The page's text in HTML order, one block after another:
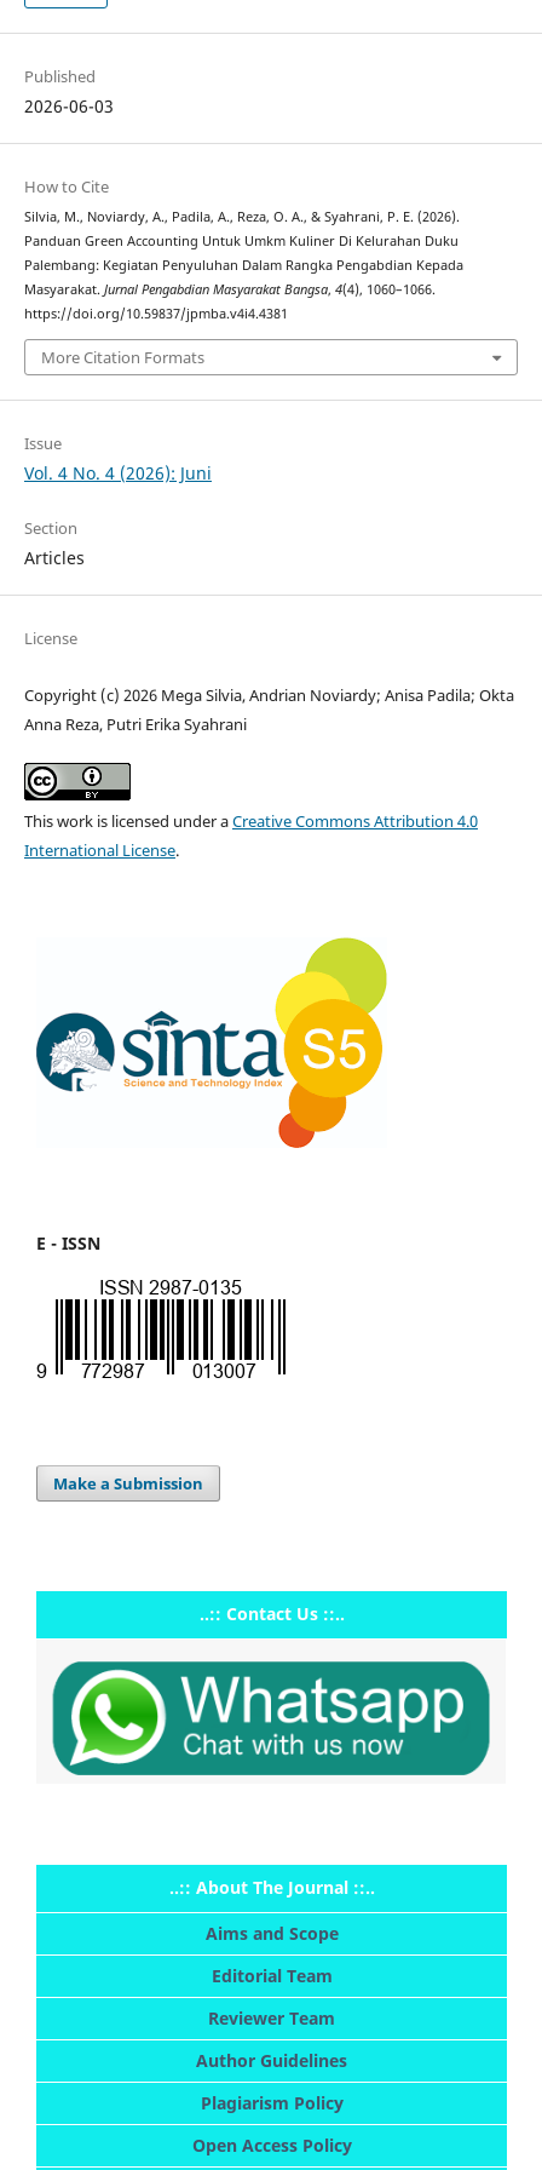
Published
2026-06-03
How to Cite
Silvia, M., Noviardy, A., Padila, A., Reza, O. A., & Syahrani, P. E. (2026).
Panduan Green Accounting Untuk Umkm Kuliner Di Kelurahan Duku
Palembang: Kegiatan Penyuluhan Dalam Rangka Pengabdian Kepada
Masyarakat. Jurnal Pengabdian Masyarakat Bangsa, 4(4), 1060–1066.
https://doi.org/10.59837/jpmba.v4i4.4381
More Citation Formats
Issue
Vol. 4 No. 4 (2026): Juni
Section
Articles
License
Copyright (c) 2026 Mega Silvia, Andrian Noviardy; Anisa Padila; Okta
Anna Reza, Putri Erika Syahrani
This work is licensed under aCreative Commons Attribution 4.0
International License.
E - ISSN
Make a Submission
..:: Contact Us ::..
..:: About The Journal ::..
Aims and Scope
Editorial Team
Reviewer Team
Author Guidelines
Plagiarism Policy
Open Access Policy